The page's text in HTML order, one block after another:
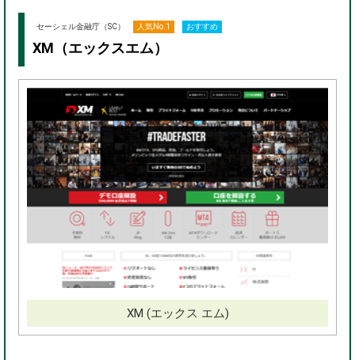
セーシェル金融庁（SC） 人気No.1 おすすめ
XM（エックスエム）
XM (エックス エム)